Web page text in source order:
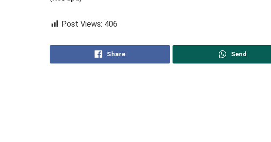
Post Views: 406
Share Send